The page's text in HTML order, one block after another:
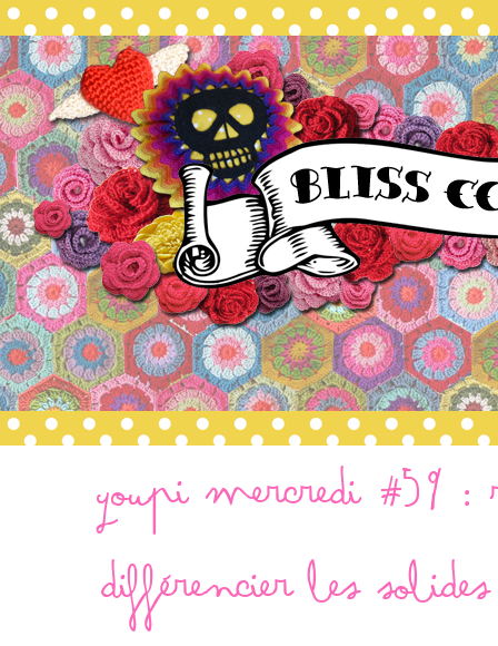
Youpi mercredi #59
différencier les